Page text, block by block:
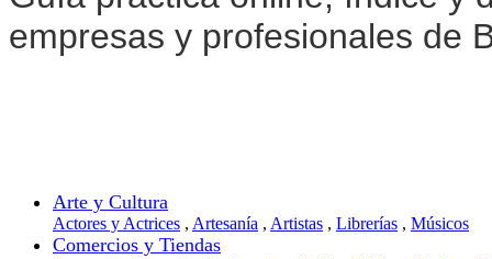
empresas y profesionales de
Arte y Cultura
Actores y Actrices , Artesanía , Artistas , Librerías , Músicos
Comercios y Tiendas